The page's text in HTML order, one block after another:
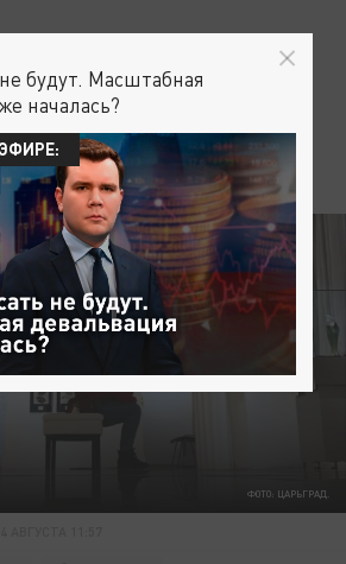
ФОТО: ЦАРЬГРАД.
будут. Масштабная
началась?